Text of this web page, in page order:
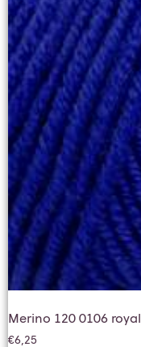
Merino 120 0106 royal
€6,25